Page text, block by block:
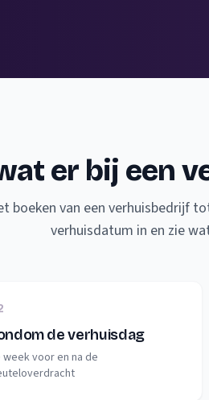
er bij een
boeken van een verhuisbedrijf
verhuisdatum in en zie
de verhuisdag
week voor en na de